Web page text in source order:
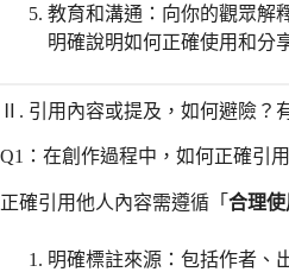
教育和溝通：向你的觀眾解
明確說明如何正確使用和分
Ⅱ. 引用內容或提及，如何避險？
Q1：在創作過程中，如何正確引
正確引用他人內容需遵循「 合理使
明確標註來源：包括作者、